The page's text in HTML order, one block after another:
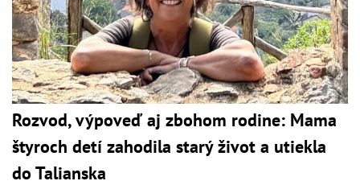
Rozvod, výpoveď aj zbohom rodine: Mama
štyroch detí zahodila starý život a utiekla
do Talianska